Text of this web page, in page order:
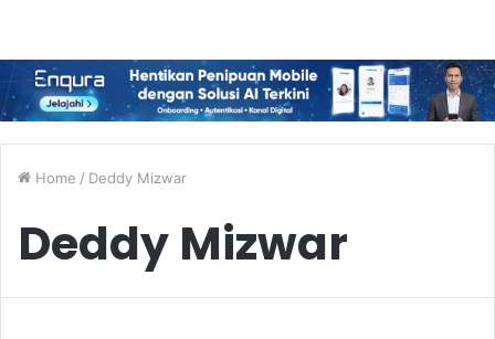
Home / Deddy Mizwar
Deddy Mizwar